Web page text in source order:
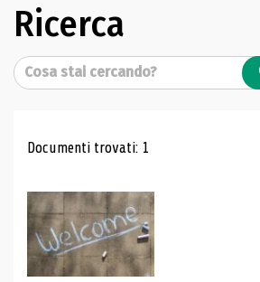
Ricerca
Cerca
Risultati di ricerca
Documenti trovati: 1